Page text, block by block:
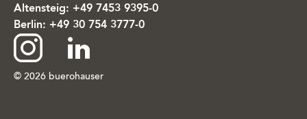
Altensteig: +49 7453 9395-0
Berlin: +49 30 754 3777-0
Zu
Instagram
Zu
LinkedIn
© 2026 buerohauser